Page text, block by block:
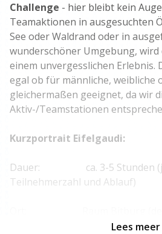
Challenge - hier bleibt kein
Teamaktionen in ausgesuchten
See oder Waldrand oder in
wunderschöner Umgebung, wird
einem unvergesslichen Erlebnis.
egal ob für männliche, weibliche
gleichermaßen geeignet, da wir
Aktiv-/Teamstationen
Kurzportrait Eifelgaudi:
Dauer: ca. 3-5 Stunden
Teilnehmerzahl und Ablauf)
Lees meer